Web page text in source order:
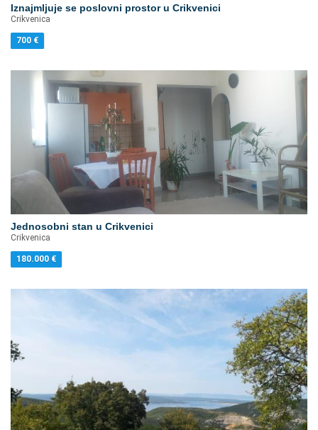
Iznajmljuje se poslovni prostor u Crikvenici
Crikvenica
700 €
Jednosobni stan u Crikvenici
Crikvenica
180.000 €